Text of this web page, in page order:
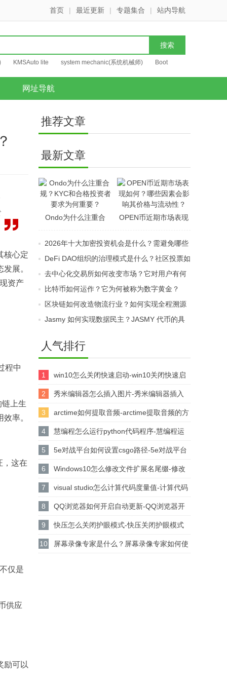
首页 | 最近更新 | 专题集合 | 站内导航
KMSAuto lite system mechanic(系统机械师) Boot
网址导航
核心定
展。
资产
程中
上生
率。
，这在
仅是
供应
励可以
推荐文章
最新文章
Ondo为什么注重合
要求为何重要？
OPEN币近期市场表现
其价格与流动性？
2026年十大加密投资机会是什么？需避免哪些
伪热点？
DeFi DAO组织的治理模式是什么？社区投票如
何管理协议资金？
去中心化交易所如何改变市场？它对用户有何
益处？
比特币如何运作？它为何被称为数字黄金？
区块链如何改造物流行业？如何实现全程溯源
透明？
Jasmy 如何实现数据民主？JASMY 代币的具
人气排行
1 win10怎么关闭快速启动-win10关闭快速启
动的方法
2 秀米编辑器怎么插入图片-秀米编辑器插入
图片的方法
3 arctime如何提取音频-arctime提取音频的方
法介绍
4 慧编程怎么运行python代码程序-慧编程运
行python代码程序的方法
5 5e对战平台如何设置csgo路径-5e对战平台
设置csgo路径的方法
6 Windows10怎么修改文件扩展名尾缀-修改
文件扩展名尾缀方法
7 visual studio怎么计算代码度量值-计算代码
度量值方法
8 QQ浏览器如何开启自动更新-QQ浏览器开
启自动更新的方法
9 快压怎么关闭护眼模式-快压关闭护眼模式
的方法介绍
10 屏幕录像专家是什么？屏幕录像专家如何使